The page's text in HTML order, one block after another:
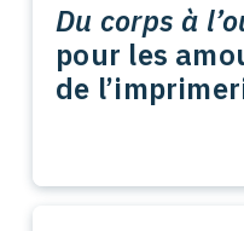
Du corps à
pour les
de